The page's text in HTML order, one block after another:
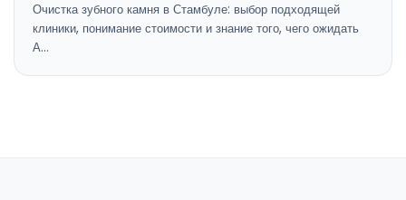
Очистка зубного камня в Стамбуле: выбор подходящей
клиники, понимание стоимости и знание того, чего ожидать
А…